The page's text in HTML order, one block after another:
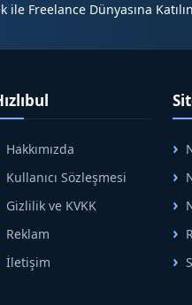
ile Freelance Dünyasına
Hakkımızda
Kullanıcı Sözleşmesi
Gizlilik ve KVKK
Reklam
İletişim